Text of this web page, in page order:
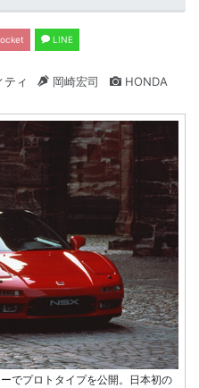
LINE
ティ 岡崎宏司 HONDA
でプロトタイプを公開。日本初の